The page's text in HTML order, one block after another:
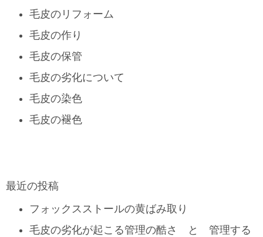
毛皮のリフォーム
毛皮の作り
毛皮の保管
毛皮の劣化について
毛皮の染色
毛皮の褪色
最近の投稿
フォックスストールの黄ばみ取り
毛皮の劣化が起こる管理の酷さ と 管理する